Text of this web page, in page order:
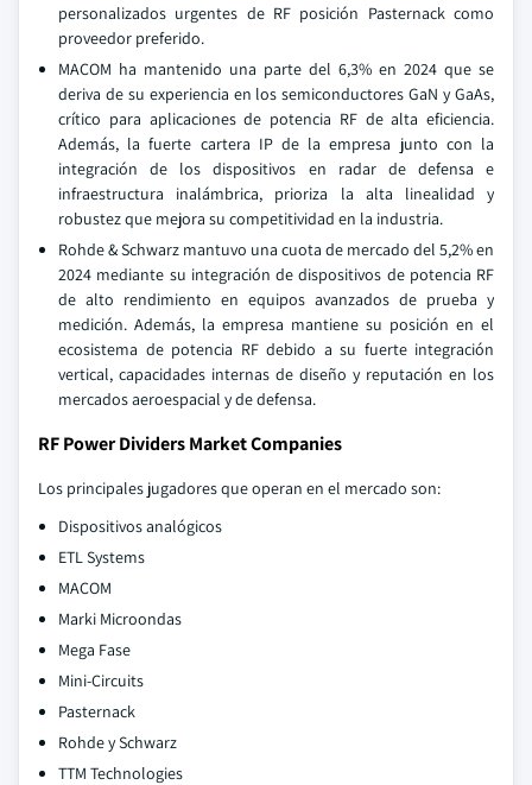
personalizados urgentes de RF posición Pasternack como
proveedor preferido.
MACOM ha mantenido una parte del 6,3% en 2024 que se
deriva de su experiencia en los semiconductores GaN y GaAs,
crítico para aplicaciones de potencia RF de alta eficiencia.
Además, la fuerte cartera IP de la empresa junto con la
integración de los dispositivos en radar de defensa e
infraestructura inalámbrica, prioriza la alta linealidad y
robustez que mejora su competitividad en la industria.
Rohde & Schwarz mantuvo una cuota de mercado del 5,2% en
2024 mediante su integración de dispositivos de potencia RF
de alto rendimiento en equipos avanzados de prueba y
medición. Además, la empresa mantiene su posición en el
ecosistema de potencia RF debido a su fuerte integración
vertical, capacidades internas de diseño y reputación en los
mercados aeroespacial y de defensa.
RF Power Dividers Market Companies
Los principales jugadores que operan en el mercado son:
Dispositivos analógicos
ETL Systems
MACOM
Marki Microondas
Mega Fase
Mini-Circuits
Pasternack
Rohde y Schwarz
TTM Technologies